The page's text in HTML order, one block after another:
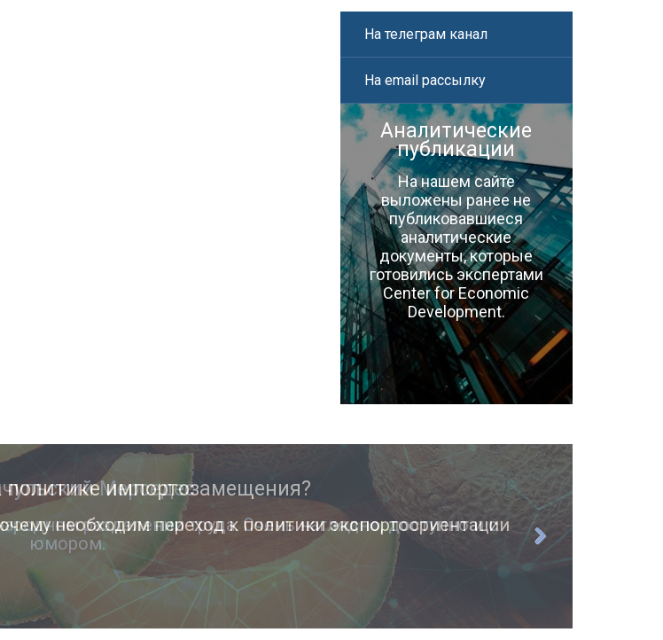
На телеграм канал
На email рассылку
Аналитические
публикации
На нашем сайте
выложены ранее не
публиковавшиеся
аналитические
документы, которые
готовились экспертами
Center for Economic
Development.
Мерседес
разделении труда. Очень наглядно, доступно и с
юмором.